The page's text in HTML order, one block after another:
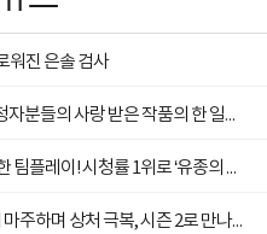
워진 은솔 검사
배우 송영규 '검법남녀' 종영 소감 “시청자분들의 사랑 받은 작품의 한 일원으로 함께해 영광”
‘검법남녀’ 국과수X검사X경찰의 완벽한 팀플레이! 시청률 1위로 ‘유종의 美’
'검법남녀' 괴짜 법의관 정재영 약혼녀 마주하며 상처 극복, 시즌 2로 만나요